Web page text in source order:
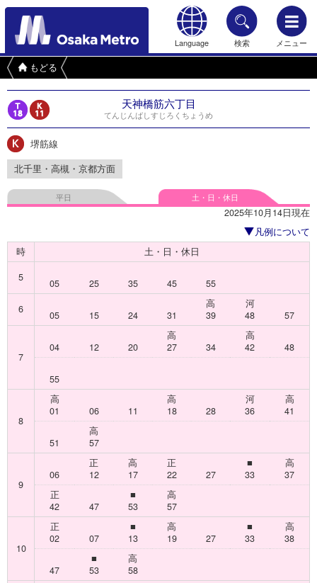
Language 検索 メニュー
もどる
天神橋筋六丁目
てんじんばしすじろくちょうめ
堺筋線
北千里・高槻・京都方面
平日 土・日・休日
2025年10月14日現在
凡例について
時
土・日・休日
5
05 25 35 45
55
6
05 15 24 31
高
39
河
48
57
7
04 12 20
高
27
34
高
42
48
55
8
高
01
06 11
高
18
28
河
36
高
41
51
高
57
9
06
正
12
高
17
正
22
27
■
33
高
37
正
42
47
■
53
高
57
10
正
02
07
■
13
高
19
27
■
33
高
38
47
■
53
高
58